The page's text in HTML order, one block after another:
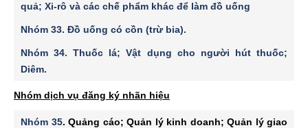
quả; Xi-rô và các chế phẩm khác để làm đồ uống
Nhóm 33. Ðồ uống có cồn (trừ bia).
Nhóm 34. Thuốc lá; Vật dụng cho người hút thuốc;
Diêm.
Nhóm dịch vụ đăng ký nhãn hiệu
Nhóm 35. Quảng cáo; Quản lý kinh doanh; Quản lý giao